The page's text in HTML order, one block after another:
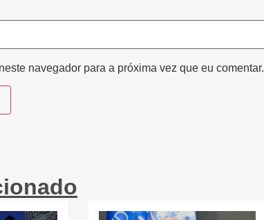
navegador para a próxima vez que eu comentar.